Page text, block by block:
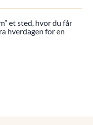
et sted, hvor du får
hverdagen for en